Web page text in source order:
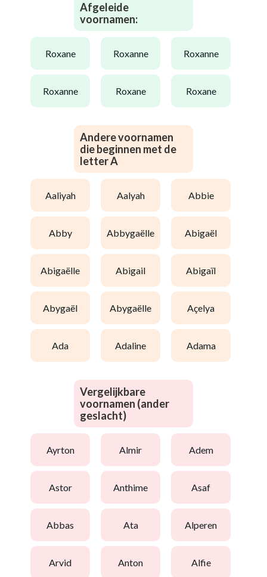
Afgeleide
voornamen:
roxane roxanne roxanne
roxanne roxane roxane
Andere voornamen
die beginnen met de
letter A
aaliyah aalyah abbie
abby abbygaëlle abigaël
abigaëlle abigail abigaïl
abygaël abygaëlle açelya
ada adaline adama
Vergelijkbare
voornamen (ander
geslacht)
ayrton almir adem
astor anthime asaf
abbas ata alperen
arvid anton alfie